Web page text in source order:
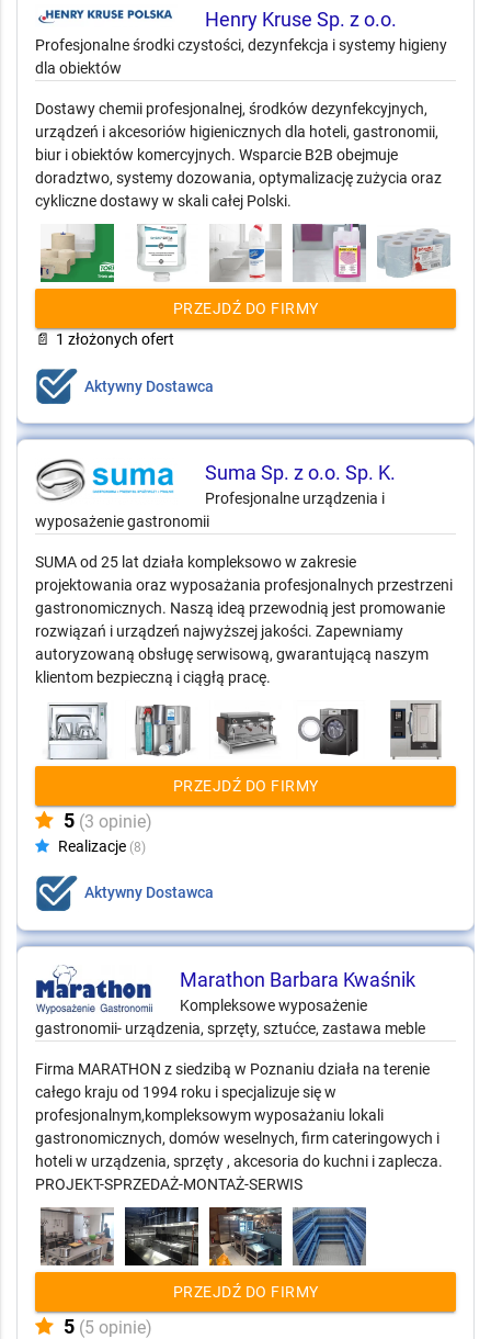
Henry Kruse Sp. z o.o.
Profesjonalne środki czystości, dezynfekcja i systemy higieny
dla obiektów
Dostawy chemii profesjonalnej, środków dezynfekcyjnych,
urządzeń i akcesoriów higienicznych dla hoteli, gastronomii,
biur i obiektów komercyjnych. Wsparcie B2B obejmuje
doradztwo, systemy dozowania, optymalizację zużycia oraz
cykliczne dostawy w skali całej Polski.
PRZEJDŹ DO FIRMY
📄 1 złożonych ofert
Aktywny Dostawca
Suma Sp. z o.o. Sp. K.
Profesjonalne urządzenia i
wyposażenie gastronomii
SUMA od 25 lat działa kompleksowo w zakresie
projektowania oraz wyposażania profesjonalnych przestrzeni
gastronomicznych. Naszą ideą przewodnią jest promowanie
rozwiązań i urządzeń najwyższej jakości. Zapewniamy
autoryzowaną obsługę serwisową, gwarantującą naszym
klientom bezpieczną i ciągłą pracę.
PRZEJDŹ DO FIRMY
5 (3 opinie)
Realizacje (8)
Aktywny Dostawca
Marathon Barbara Kwaśnik
Kompleksowe wyposażenie
gastronomii- urządzenia, sprzęty, sztućce, zastawa meble
Firma MARATHON z siedzibą w Poznaniu działa na terenie
całego kraju od 1994 roku i specjalizuje się w
profesjonalnym,kompleksowym wyposażaniu lokali
gastronomicznych, domów weselnych, firm cateringowych i
hoteli w urządzenia, sprzęty , akcesoria do kuchni i zaplecza.
PROJEKT-SPRZEDAŻ-MONTAŻ-SERWIS
PRZEJDŹ DO FIRMY
5 (5 opinie)